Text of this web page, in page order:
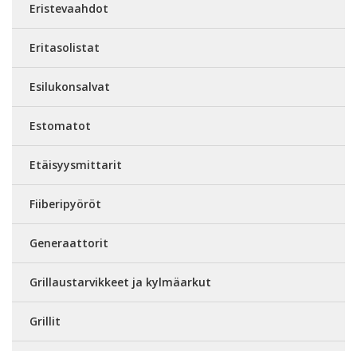
Eristevaahdot
Eritasolistat
Esilukonsalvat
Estomatot
Etäisyysmittarit
Fiiberipyöröt
Generaattorit
Grillaustarvikkeet ja kylmäarkut
Grillit